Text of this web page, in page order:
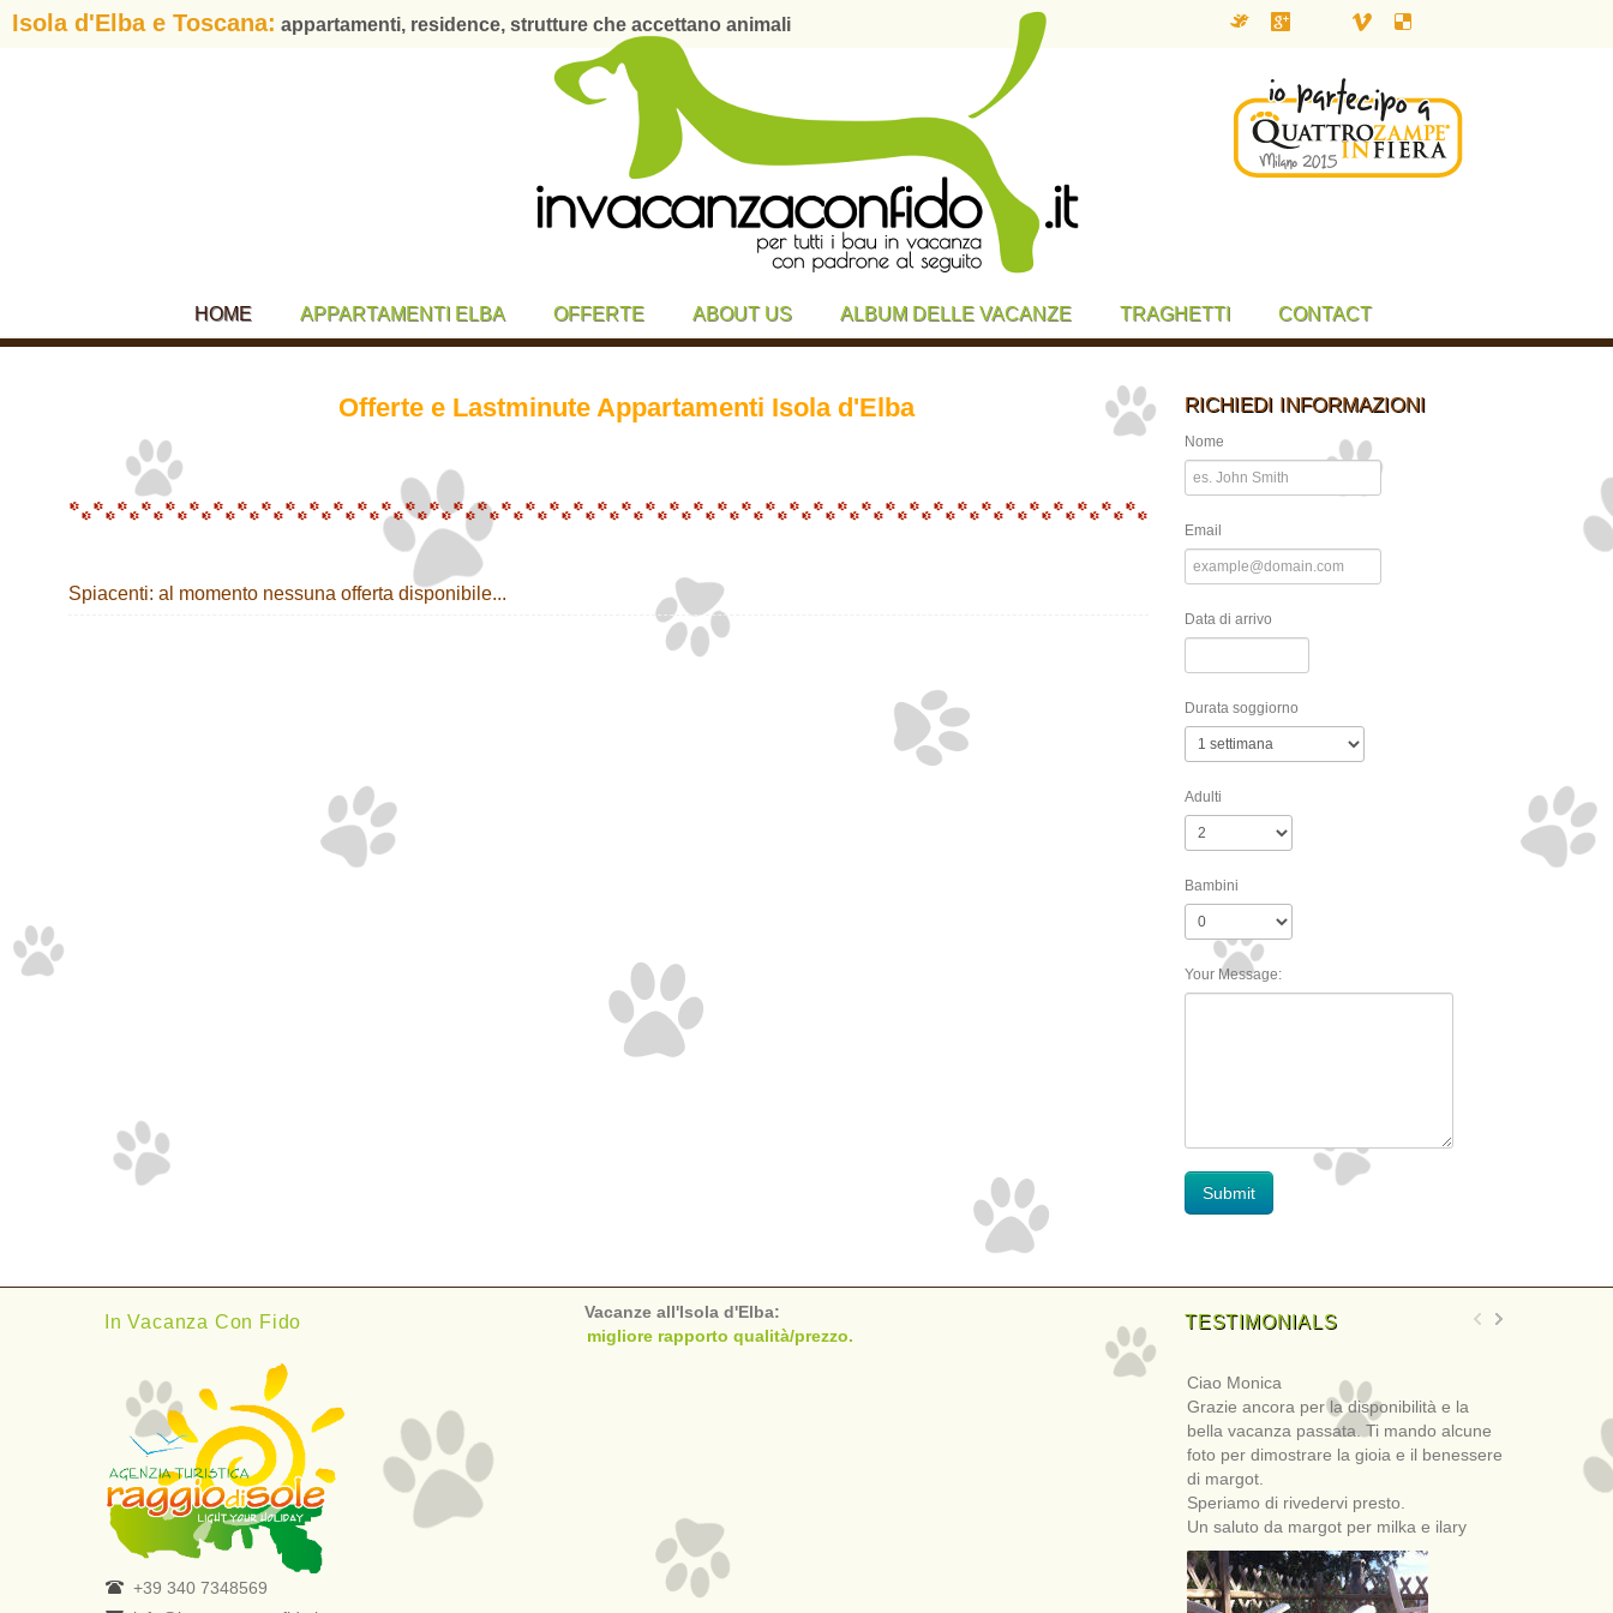
Isola d'Elba e Toscana: appartamenti, residence, strutture che accettano animali
HOME APPARTAMENTI ELBA OFFERTE ABOUT US ALBUM DELLE VACANZE TRAGHETTI CONTACT
Offerte e Lastminute Appartamenti Isola d'Elba
Spiacenti: al momento nessuna offerta disponibile...
RICHIEDI INFORMAZIONI
Nome
Email
Data di arrivo
Durata soggiorno
Adulti
Bambini
Your Message:
In Vacanza Con Fido
+39 340 7348569
Vacanze all'Isola d'Elba:
migliore rapporto qualità/prezzo.
TESTIMONIALS
Ciao Monica
Grazie ancora per la disponibilità e la
bella vacanza passata. Ti mando alcune
foto per dimostrare la gioia e il benessere
di margot.
Speriamo di rivedervi presto.
Un saluto da margot per milka e ilary
stata
ci sono